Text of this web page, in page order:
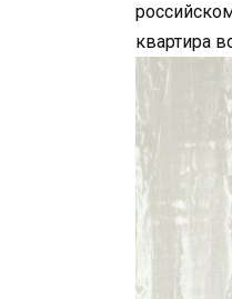
квартира